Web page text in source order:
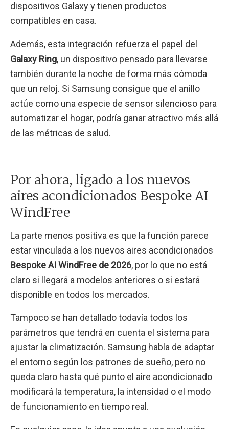
dispositivos Galaxy y tienen productos
compatibles en casa.
Además, esta integración refuerza el papel del
Galaxy Ring, un dispositivo pensado para llevarse
también durante la noche de forma más cómoda
que un reloj. Si Samsung consigue que el anillo
actúe como una especie de sensor silencioso para
automatizar el hogar, podría ganar atractivo más allá
de las métricas de salud.
Por ahora, ligado a los nuevos
aires acondicionados Bespoke AI
WindFree
La parte menos positiva es que la función parece
estar vinculada a los nuevos aires acondicionados
Bespoke AI WindFree de 2026, por lo que no está
claro si llegará a modelos anteriores o si estará
disponible en todos los mercados.
Tampoco se han detallado todavía todos los
parámetros que tendrá en cuenta el sistema para
ajustar la climatización. Samsung habla de adaptar
el entorno según los patrones de sueño, pero no
queda claro hasta qué punto el aire acondicionado
modificará la temperatura, la intensidad o el modo
de funcionamiento en tiempo real.